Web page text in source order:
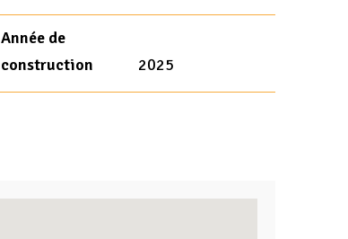
Année de
construction
2025